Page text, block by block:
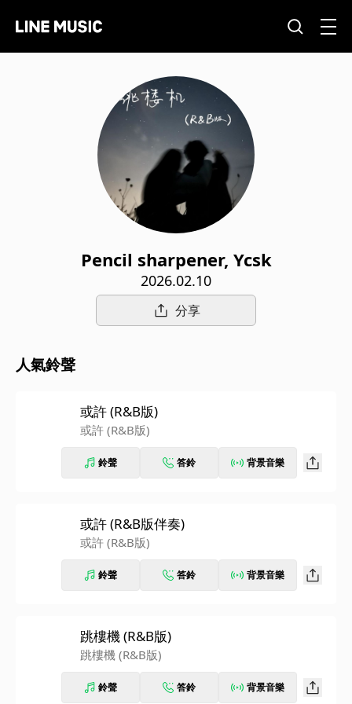
Pencil sharpener, Ycsk
2026.02.10
分享
人氣鈴聲
或許 (R&B版)
或許 (R&B版)
鈴聲 答鈴 背景音樂
或許 (R&B版伴奏)
或許 (R&B版)
鈴聲 答鈴 背景音樂
跳樓機 (R&B版)
跳樓機 (R&B版)
鈴聲 答鈴 背景音樂